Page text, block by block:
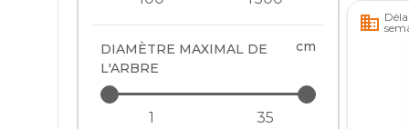
DIAMÈTRE MAXIMAL DE
L'ARBRE
cm
business